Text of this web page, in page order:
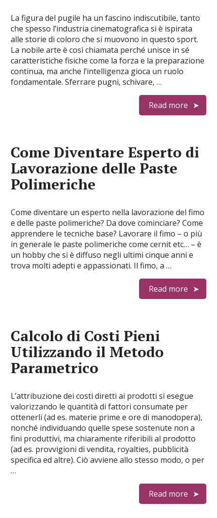
La figura del pugile ha un fascino indiscutibile, tanto
che spesso l’industria cinematografica si è ispirata
alle storie di coloro che si muovono in questo sport.
La nobile arte è così chiamata perché unisce in sé
caratteristiche fisiche come la forza e la preparazione
continua, ma anche l’intelligenza gioca un ruolo
fondamentale. Sferrare pugni, schivare, …
Read more
Come Diventare Esperto di
Lavorazione delle Paste
Polimeriche
Come diventare un esperto nella lavorazione del fimo
e delle paste polimeriche? Da dove cominciare? Come
apprendere le tecniche base? Lavorare il fimo – o più
in generale le paste polimeriche come cernit etc… – è
un hobby che si è diffuso negli ultimi cinque anni e
trova molti adepti e appassionati. Il fimo, a …
Read more
Calcolo di Costi Pieni
Utilizzando il Metodo
Parametrico
L’attribuzione dei costi diretti ai prodotti si esegue
valorizzando le quantità di fattori consumate per
ottenerli (ad es. materie prime e ore di manodopera),
nonché individuando quelle spese sostenute non a
fini produttivi, ma chiaramente riferibili al prodotto
(ad es. provvigioni di vendita, royalties, pubblicità
specifica ed altre). Ciò avviene allo stesso modo, o per
…
Read more